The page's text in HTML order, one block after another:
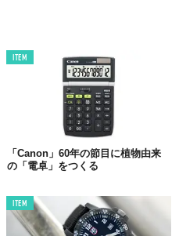
ITEM
「Canon」60年の節目に植物由来
の「電卓」をつくる
ITEM